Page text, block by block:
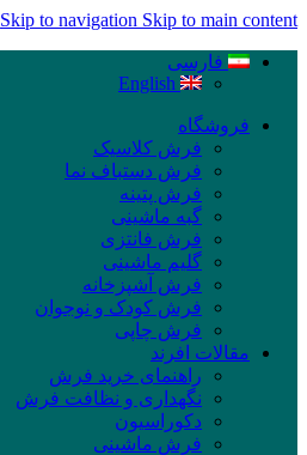
Skip to navigation Skip to main content
فارسی
English
فروشگاه
فرش کلاسیک
فرش دستباف نما
فرش پتینه
گبه ماشینی
فرش فانتزی
گلیم ماشینی
فرش آشپزخانه
فرش کودک و نوجوان
فرش چاپی
مقالات افرند
راهنمای خرید فرش
نگهداری و نظافت فرش
دکوراسیون
فرش ماشینی